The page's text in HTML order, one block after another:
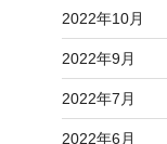
2022年10月
2022年9月
2022年7月
2022年6月